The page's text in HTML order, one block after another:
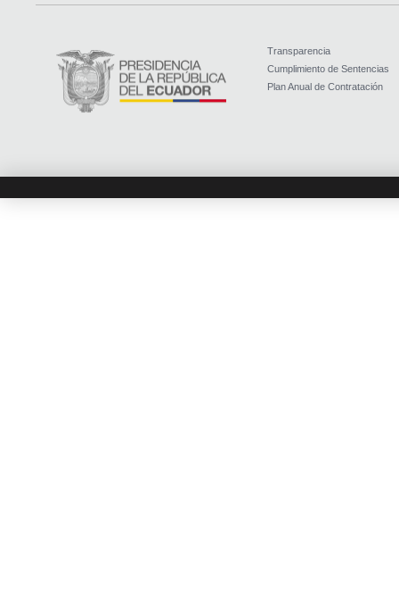
Transparencia
Cumplimiento de Sentencias
Plan Anual de Contratación